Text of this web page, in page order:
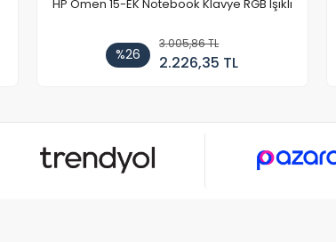
HP Omen 15-EK Notebook Klavye RGB Işıklı
%26
3.005,86 TL
2.226,35 TL